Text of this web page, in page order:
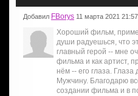
Добавил FBorys 11 марта 2021 21:57
Хороший фильм,
души радуешься, что
главный герой -- мне
фильма и как артист,
нём -- его глаза. Глаза
Мужчину. Благодарю
создании фильма и в